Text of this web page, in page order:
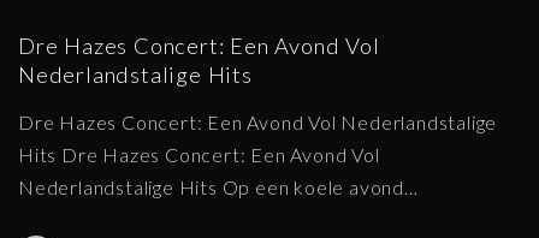
Dre Hazes Concert: Een Avond Vol
Nederlandstalige Hits
Dre Hazes Concert: Een Avond Vol Nederlandstalige
Hits Dre Hazes Concert: Een Avond Vol
Nederlandstalige Hits Op een koele avond…